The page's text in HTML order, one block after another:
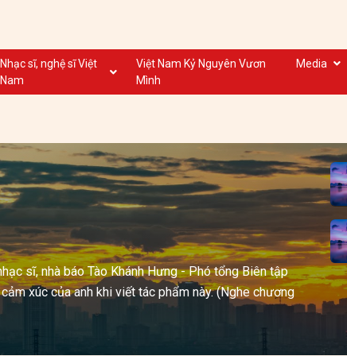
Nhạc sĩ, nghệ sĩ Việt
Nam
Nghệ sĩ biểu diễn VN
Nhạc sĩ, nghệ sĩ VOV
Việt Nam Kỷ Nguyên Vươn
Mình
Media
Dân ca
Nước ngoài
sĩ, nhà báo Tào Khánh Hưng - Phó tổng Biên tập
xúc của anh khi viết tác phẩm này. (Nghe chương